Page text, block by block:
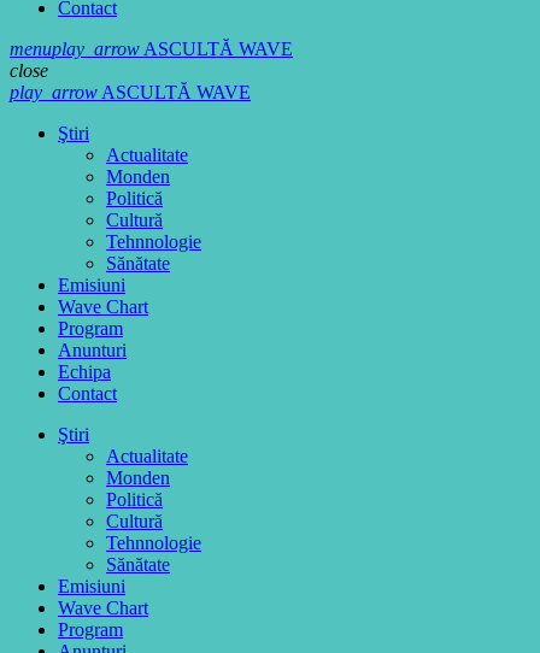
Contact
menuplay_arrowASCULTĂ WAVE
close
play_arrowASCULTĂ WAVE
Ştiri
Actualitate
Monden
Politică
Cultură
Tehnnologie
Sănătate
Emisiuni
Wave Chart
Program
Anunturi
Echipa
Contact
Ştiri
Actualitate
Monden
Politică
Cultură
Tehnnologie
Sănătate
Emisiuni
Wave Chart
Program